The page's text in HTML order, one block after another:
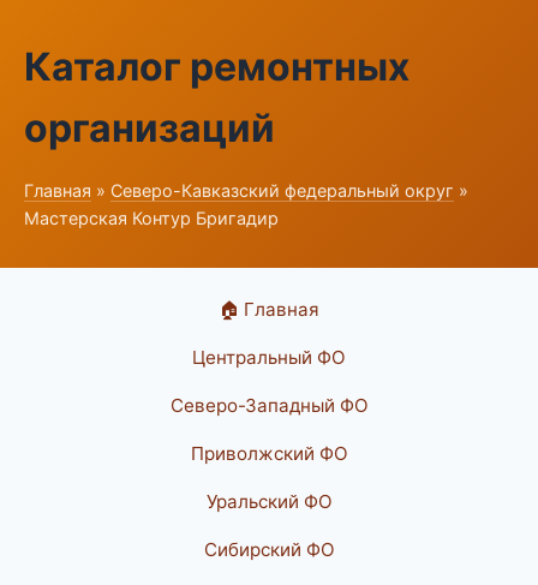
Каталог ремонтных
организаций
Главная » Северо-Кавказский федеральный округ »
Мастерская Контур Бригадир
🏠 Главная
Центральный ФО
Северо-Западный ФО
Приволжский ФО
Уральский ФО
Сибирский ФО